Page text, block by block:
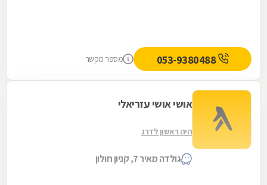
053-9380488 מספר מקשר
אושי אושי עזריאלי
היה ראשון לדרג
גולדה מאיר 7, קניון חולון